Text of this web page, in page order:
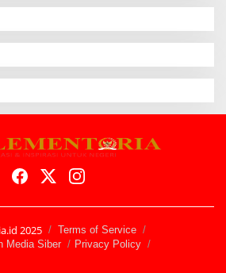
2025
Terms of Service
Media Siber
Privacy Policy